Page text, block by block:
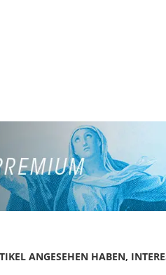
ANGESEHEN HABEN,